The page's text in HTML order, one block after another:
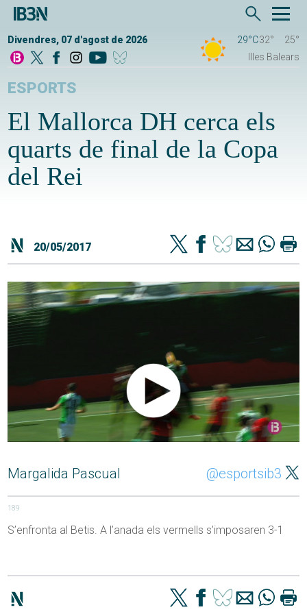
Divendres, 07 d'agost de 2026 29°C32°
25°
Illes Balears
ESPORTS
El Mallorca DH cerca els
quarts de final de la Copa
del Rei
20/05/2017
Margalida Pascual @esportsib3
189
S’enfronta al Betis. A l’anada els vermells s’imposaren 3-1